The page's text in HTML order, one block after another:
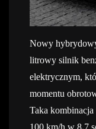
Nowy
litrowy silnik
elektrycznym,
momentu
Taka